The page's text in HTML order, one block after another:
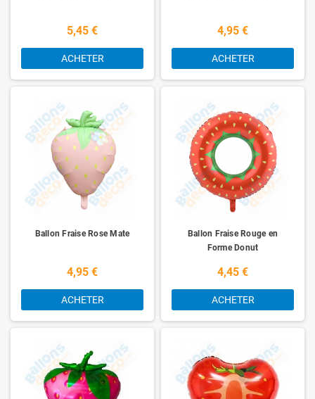
5,45 €
ACHETER
4,95 €
ACHETER
Ballon Fraise Rose Mate
4,95 €
ACHETER
Ballon Fraise Rouge en
Forme Donut
4,45 €
ACHETER